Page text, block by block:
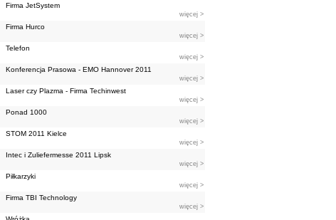
Firma JetSystem
więcej >
Firma Hurco
więcej >
Telefon
więcej >
Konferencja Prasowa - EMO Hannover 2011
więcej >
Laser czy Plazma - Firma Techinwest
więcej >
Ponad 1000
więcej >
STOM 2011 Kielce
więcej >
Intec i Zuliefermesse 2011 Lipsk
więcej >
Piłkarzyki
więcej >
Firma TBI Technology
więcej >